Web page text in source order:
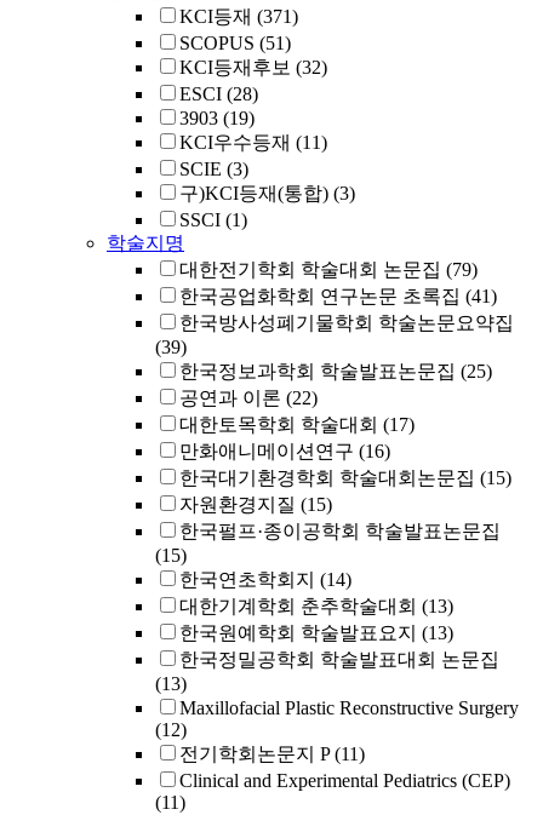
KCI등재 (371)
SCOPUS (51)
KCI등재후보 (32)
ESCI (28)
3903 (19)
KCI우수등재 (11)
SCIE (3)
구)KCI등재(통합) (3)
SSCI (1)
학술지명
대한전기학회 학술대회 논문집 (79)
한국공업화학회 연구논문 초록집 (41)
한국방사성폐기물학회 학술논문요약집
(39)
한국정보과학회 학술발표논문집 (25)
공연과 이론 (22)
대한토목학회 학술대회 (17)
만화애니메이션연구 (16)
한국대기환경학회 학술대회논문집 (15)
자원환경지질 (15)
한국펄프·종이공학회 학술발표논문집
(15)
한국연초학회지 (14)
대한기계학회 춘추학술대회 (13)
한국원예학회 학술발표요지 (13)
한국정밀공학회 학술발표대회 논문집
(13)
Maxillofacial Plastic Reconstructive Surgery
(12)
전기학회논문지 P (11)
Clinical and Experimental Pediatrics (CEP)
(11)